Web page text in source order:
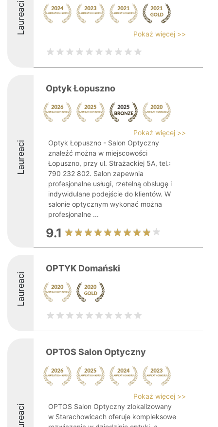
Laureaci Pokaż więcej >>
Laureaci
Optyk Łopuszno
Pokaż więcej >>
Optyk Łopuszno - Salon Optyczny
znaleźć można w miejscowości
Łopuszno, przy ul. Strażackiej 5A, tel.:
790 232 802. Salon zapewnia
profesjonalne usługi, rzetelną obsługę i
indywidulane podejście do klientów. W
salonie optycznym wykonać można
profesjonalne ...
9.1
Laureaci
OPTYK Domański
OPTOS Salon Optyczny
Pokaż więcej >>
OPTOS Salon Optyczny zlokalizowany
w Starachowicach oferuje kompleksowe